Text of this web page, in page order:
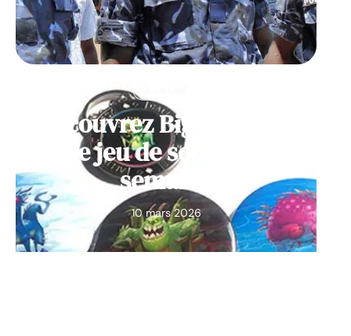
Découvrez Big Monster,
notre jeu de société de la
semaine
10 mars 2026